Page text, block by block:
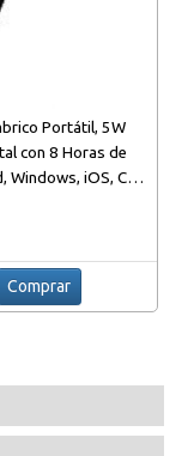
Portátil, 5W
con 8 Horas de
Windows, iOS, Con
Comprar